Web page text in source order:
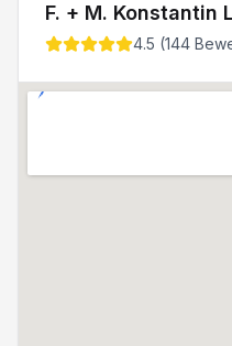
F. + M. Konstantin
4.5 (144